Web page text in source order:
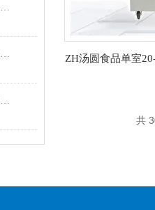
木屑生物质颗粒单人操作自动定量包装秤厂家定制
60头亮钻颗粒盒装不串料除静电称重分装机非标定制
立式半导体芯片颗粒外抽真空包装机厂家
共